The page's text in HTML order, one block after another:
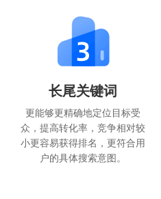
长尾关键词
更能够更精确地定位目标受
众，提高转化率，竞争相对较
小更容易获得排名，更符合用
户的具体搜索意图。